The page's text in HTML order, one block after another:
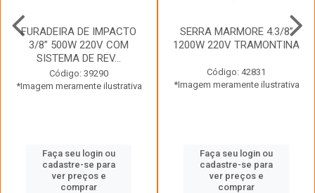
FURADEIRA DE IMPACTO
3/8” 500W 220V COM
SISTEMA DE REV...
Código: 39290
*Imagem meramente ilustrativa
Faça seu login ou
cadastre-se para
ver preços e
comprar
SERRA MARMORE 4.3/8”
1200W 220V TRAMONTINA
Código: 42831
*Imagem meramente ilustrativa
Faça seu login ou
cadastre-se para
ver preços e
comprar